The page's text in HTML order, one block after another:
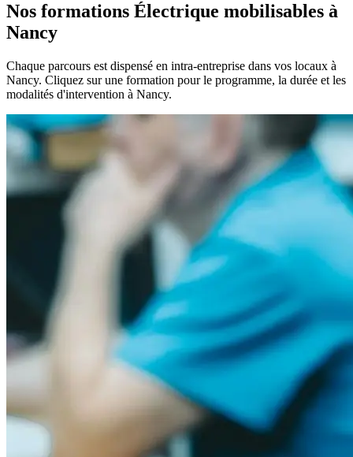
Nos formations Électrique mobilisables à
Nancy
Chaque parcours est dispensé en intra-entreprise dans vos locaux à
Nancy. Cliquez sur une formation pour le programme, la durée et les
modalités d'intervention à Nancy.